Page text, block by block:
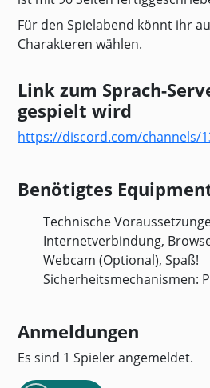
Für den Spielabend könnt ihr
Charakteren wählen.
Link zum Sprach-
gespielt wird
https://discord.com/channels/
Benötigtes
Technische
Internetverbindung,
Webcam (Optional), Spaß!
Sicherheitsmechanismen:
Anmeldungen
Es sind 1 Spieler angemeldet.